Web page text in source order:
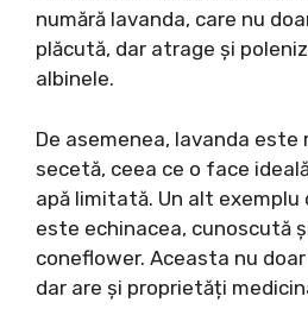
numără lavanda, care nu
plăcută, dar atrage și
albinele.
De asemenea, lavanda
secetă, ceea ce o face
apă limitată. Un alt exemplu
este echinacea, cunoscută
coneflower. Aceasta nu
dar are și proprietăți